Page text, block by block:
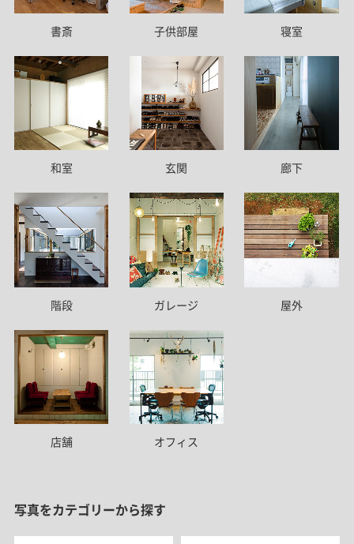
書斎 子供部屋 寝室
和室 玄関 廊下
階段 ガレージ 屋外
店舗 オフィス
写真をカテゴリーから探す